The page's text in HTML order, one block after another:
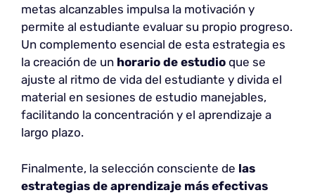
metas alcanzables impulsa la motivación y
permite al estudiante evaluar su propio progreso.
Un complemento esencial de esta estrategia es
la creación de un horario de estudio que se
ajuste al ritmo de vida del estudiante y divida el
material en sesiones de estudio manejables,
facilitando la concentración y el aprendizaje a
largo plazo.
Finalmente, la selección consciente de las
estrategias de aprendizaje más efectivas